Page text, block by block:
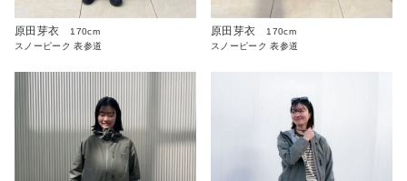
原田芽衣
170cm
スノーピーク 表参道
原田芽衣
170cm
スノーピーク 表参道